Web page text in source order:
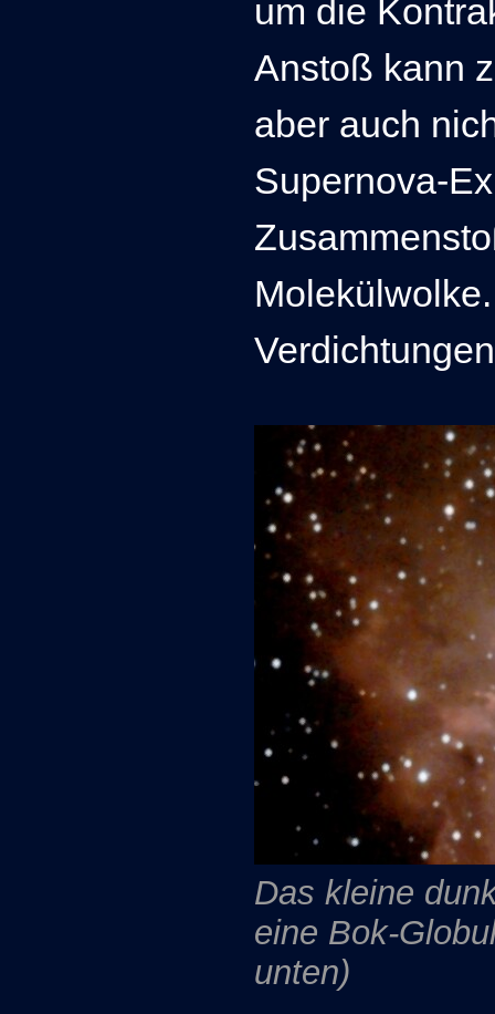
um die
Anstoß kann
aber auch
Supernova-
Das kleine
eine Bok-
unten)